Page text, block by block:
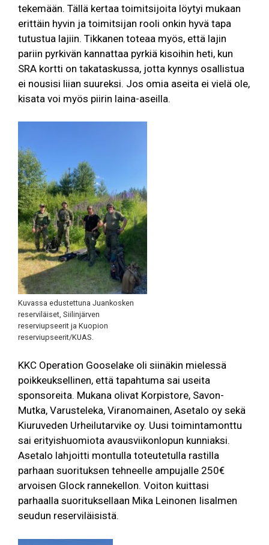
tekemään. Tällä kertaa toimitsijoita löytyi mukaan
erittäin hyvin ja toimitsijan rooli onkin hyvä tapa
tutustua lajiin. Tikkanen toteaa myös, että lajin
pariin pyrkivän kannattaa pyrkiä kisoihin heti, kun
SRA kortti on takataskussa, jotta kynnys osallistua
ei nousisi liian suureksi. Jos omia aseita ei vielä ole,
kisata voi myös piirin laina-aseilla.
Kuvassa edustettuna Juankosken
reserviläiset, Siilinjärven
reserviupseerit ja Kuopion
reserviupseerit/KUAS.
KKC Operation Gooselake oli siinäkin mielessä
poikkeuksellinen, että tapahtuma sai useita
sponsoreita. Mukana olivat Korpistore, Savon-
Mutka, Varusteleka, Viranomainen, Asetalo oy sekä
Kiuruveden Urheilutarvike oy. Uusi toimintamonttu
sai erityishuomiota avausviikonlopun kunniaksi.
Asetalo lahjoitti montulla toteutetulla rastilla
parhaan suorituksen tehneelle ampujalle 250€
arvoisen Glock rannekellon. Voiton kuittasi
parhaalla suorituksellaan Mika Leinonen Iisalmen
seudun reserviläisistä.